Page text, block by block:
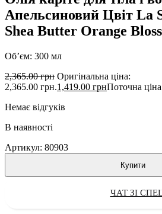
Апельсиновий Цвіт La
Shea Butter Orange
Об’єм: 300 мл
2,365.00грн Оригінальна ціна:
2,365.00 грн.1,419.00 грнПоточна
Немає відгуків
В наявності
Артикул: 80903
Купити
ЧАТ ЗІ